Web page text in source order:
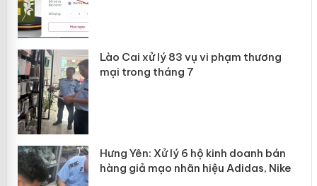
Lào Cai xử lý 83 vụ vi phạm thương
mại trong tháng 7
Hưng Yên: Xử lý 6 hộ kinh doanh bán
hàng giả mạo nhãn hiệu Adidas, Nike